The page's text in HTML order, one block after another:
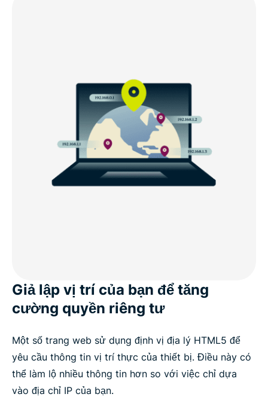
Giả lập vị trí của bạn để tăng
cường quyền riêng tư
Một số trang web sử dụng định vị địa lý HTML5 để
yêu cầu thông tin vị trí thực của thiết bị. Điều này có
thể làm lộ nhiều thông tin hơn so với việc chỉ dựa
vào địa chỉ IP của bạn.